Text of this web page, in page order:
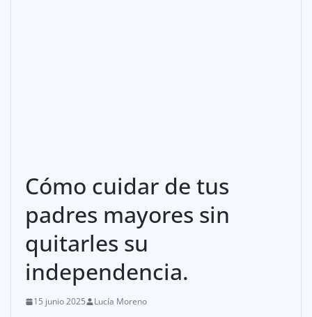
Cómo cuidar de tus
padres mayores sin
quitarles su
independencia.
15 junio 2025 Lucía Moreno